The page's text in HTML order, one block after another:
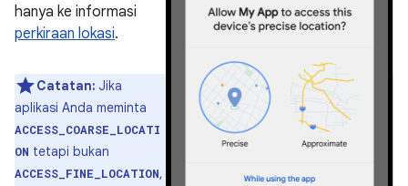
hanya ke informasi
perkiraan lokasi.
Catatan: Jika
aplikasi Anda meminta
ACCESS_COARSE_LOCATI
ON tetapi bukan
ACCESS_FINE_LOCATION,